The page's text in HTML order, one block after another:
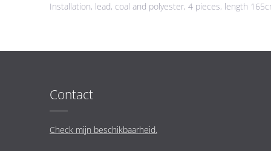
Installation, lead, coal and polyester, 4 pieces, length
Contact
Check mijn beschikbaarheid.